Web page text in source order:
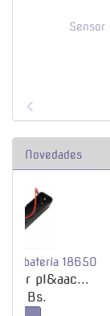
Novedades